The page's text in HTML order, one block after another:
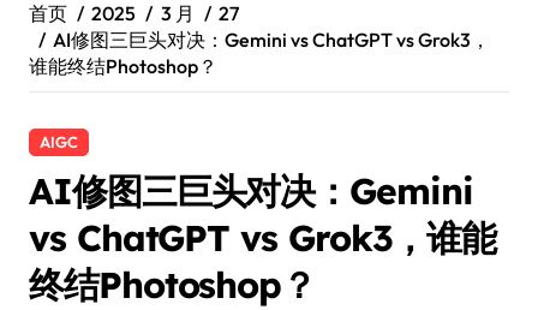
首页 2025 3 月
27
AI修图三巨头对决：Gemini vs ChatGPT vs Grok3，
谁能终结Photoshop？
AIGC
AI修图三巨头对决：Gemini
vs ChatGPT vs Grok3，谁能
终结Photoshop？